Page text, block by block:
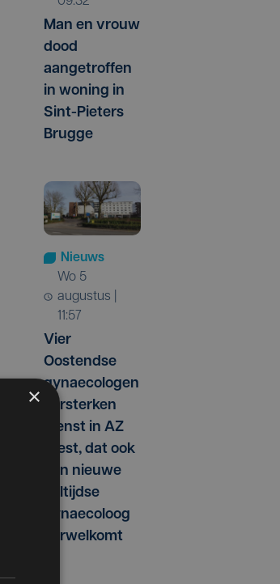
Man en vrouw
dood
aangetroffen
in woning in
Sint-Pieters
Brugge
Nieuws
wo 5
augustus |
11:57
Vier
Oostendse
gynaecologen
versterken
dienst in AZ
West, dat ook
een nieuwe
voltijdse
gynaecoloog
verwelkomt
×